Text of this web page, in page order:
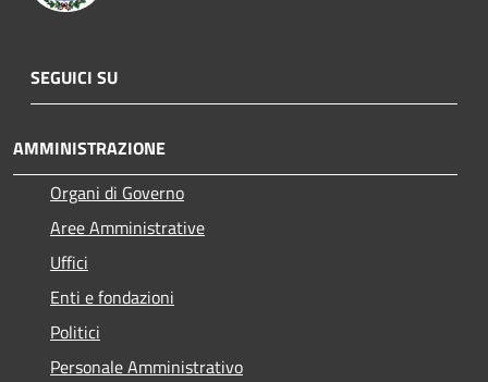
SEGUICI SU
AMMINISTRAZIONE
Organi di Governo
Aree Amministrative
Uffici
Enti e fondazioni
Politici
Personale Amministrativo